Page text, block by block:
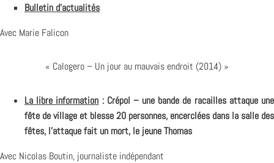
Bulletin d’actualités
Avec Marie Falicon
« Calogero – Un jour au mauvais endroit (2014) »
La libre information : Crépol – une bande de racailles attaque une
fête de village et blesse 20 personnes, encerclées dans la salle des
fêtes, l’attaque fait un mort, le jeune Thomas
Avec Nicolas Boutin, journaliste indépendant